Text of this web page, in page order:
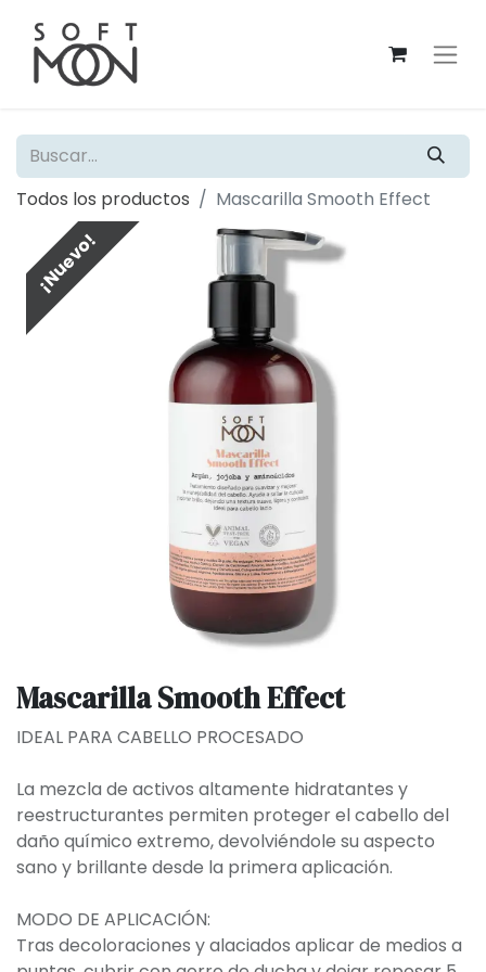
Todos los productos Mascarilla Smooth Effect
¡Nuevo!
Mascarilla Smooth Effect
IDEAL PARA CABELLO PROCESADO
La mezcla de activos altamente hidratantes y
reestructurantes permiten proteger el cabello del
daño químico extremo, devolviéndole su aspecto
sano y brillante desde la primera aplicación.
MODO DE APLICACIÓN:
Tras decoloraciones y alaciados aplicar de medios a